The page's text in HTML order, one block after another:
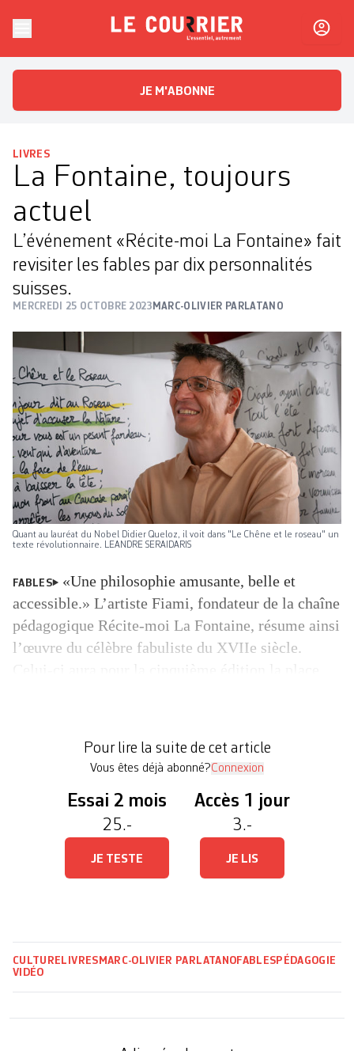
Le CourrierL'essentiel, autrement
JE M'ABONNE
LIVRES
La Fontaine, toujours
actuel
L’événement «Récite-moi ­La Fontaine» fait
revisiter les fables par dix personnalités
suisses.
MERCREDI 25 OCTOBRE 2023 MARC-OLIVIER PARLATANO
Quant au lauréat du Nobel Didier Queloz, il voit dans "Le Chêne et le roseau" un
texte révolutionnaire. LEANDRE SERAIDARIS
FABLES
«Une philosophie amusante, belle et
accessible.» L’artiste Fiami, fondateur de la chaîne
pédagogique Récite-moi La Fontaine, résume ainsi
l’œuvre du célèbre fabuliste du XVIIe siècle.
étudiant·es […]
Pour lire la suite de cet article
Vous êtes déjà abonné?Connexion
Essai 2 mois
25.-
JE TESTE
Accès 1 jour
3.-
JE LIS
CULTURE LIVRES MARC-OLIVIER PARLATANO FABLES PÉDAGOGIE
VIDÉO